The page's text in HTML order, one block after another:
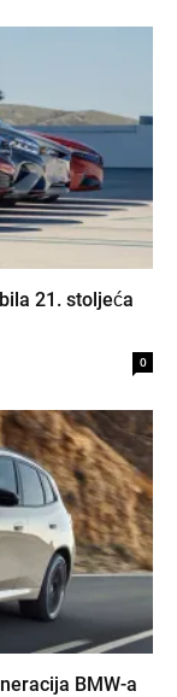
21. stoljeća
0
BMW-a